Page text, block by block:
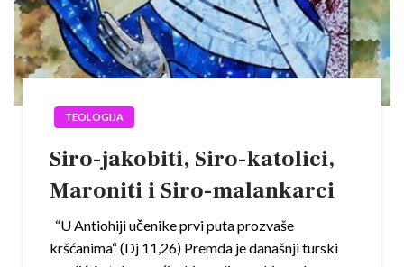
TEOLOGIJA
Siro-jakobiti, Siro-katolici,
Maroniti i Siro-malankarci
“U Antiohiji učenike prvi puta prozvaše
kršćanima“ (Dj 11,26) Premda je današnji turski